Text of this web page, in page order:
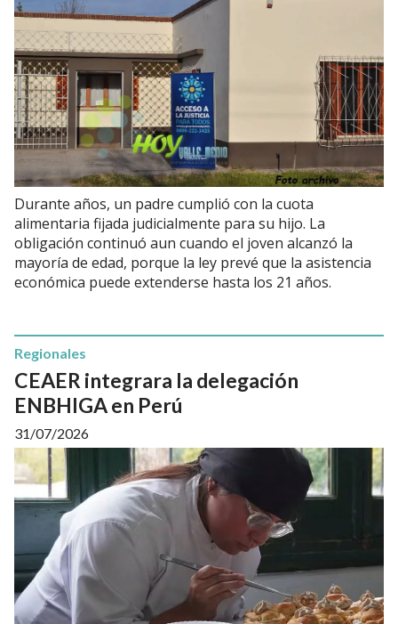
Durante años, un padre cumplió con la cuota
alimentaria fijada judicialmente para su hijo. La
obligación continuó aun cuando el joven alcanzó la
mayoría de edad, porque la ley prevé que la asistencia
económica puede extenderse hasta los 21 años.
CEAER integrara la delegación
ENBHIGA en Perú
Regionales
31/07/2026